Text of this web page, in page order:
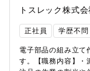
トスレック株式会
正社員 学歴不問
電子部品の組み立て
す。【職務内容】・